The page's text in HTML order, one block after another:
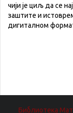
чији је циљ да се
заштите и
дигиталном
Библиотека